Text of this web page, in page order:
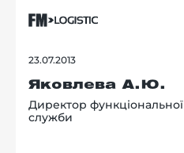
23.07.2013
Яковлева А.Ю.
Директор функціональної
служби